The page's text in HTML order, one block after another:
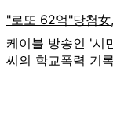
케이블 방송인 '시
씨의 학교폭력 기